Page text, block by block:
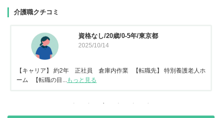
介護職クチコミ
資格なし/20歳/0-5年/東京都
2025/10/14
【キャリア】 約2年 正社員 倉庫内作業 【転職先】 特別養護老人ホ
ーム 【転職の目...
もっと見る